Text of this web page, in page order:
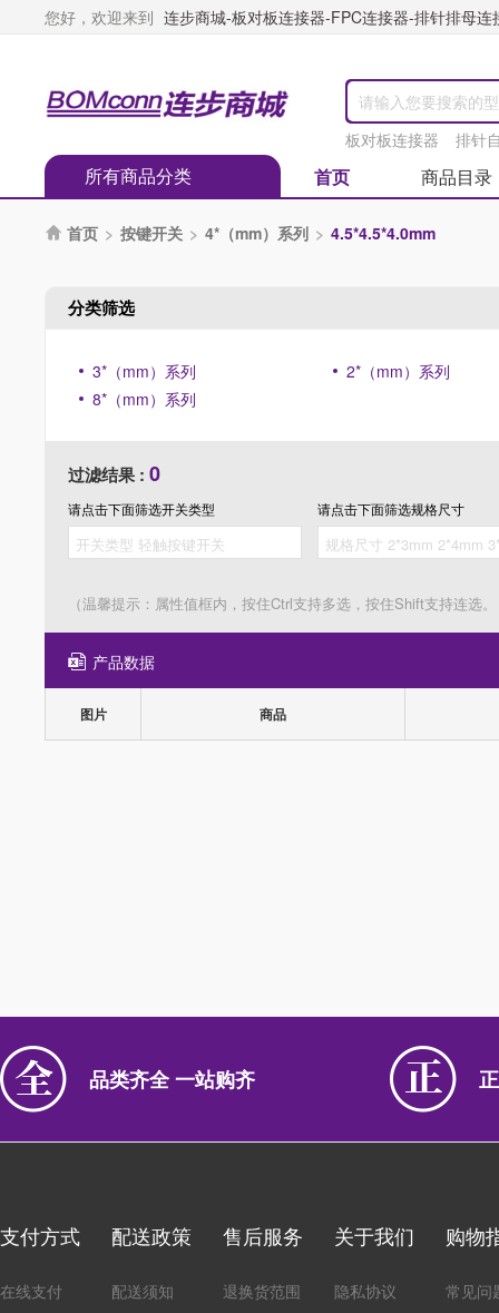
您好，欢迎来到 连步商城-板对板连接器-FPC连接器-排针排母
板对板连接器 排针
所有商品分类 首页 商品目录
 首页 > 按键开关 > 4*（mm）系列 > 4.5*4.5*4.0mm
分类筛选
3*（mm）系列
2*（mm）系列
8*（mm）系列
过滤结果 : 0
请点击下面筛选开关类型 请点击下面筛选规格尺寸
（温馨提示：属性值框内，按住Ctrl支持多选，按住Shift支持连选
产品数据
图片 商品
品类齐全 一站购齐
支付方式
在线支付
配送政策
配送须知
售后服务
退换货范围
关于我们
隐私协议
购物
常见问